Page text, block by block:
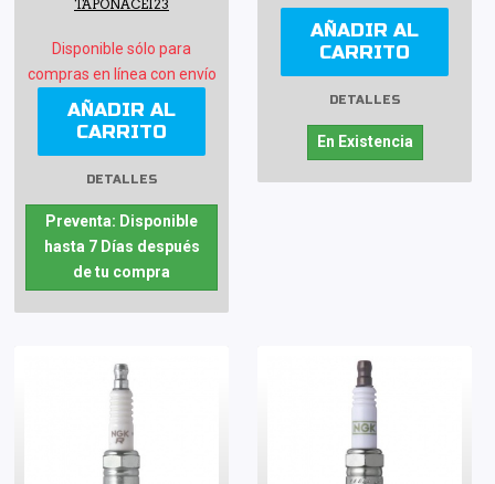
TAPONACEI23
Disponible sólo para
compras en línea con envío
AÑADIR AL
CARRITO
DETALLES
Preventa: Disponible
hasta 7 Días después
de tu compra
AÑADIR AL
CARRITO
DETALLES
En Existencia